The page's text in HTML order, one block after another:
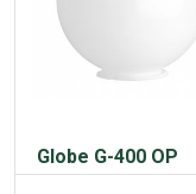
Globe G-400 OP